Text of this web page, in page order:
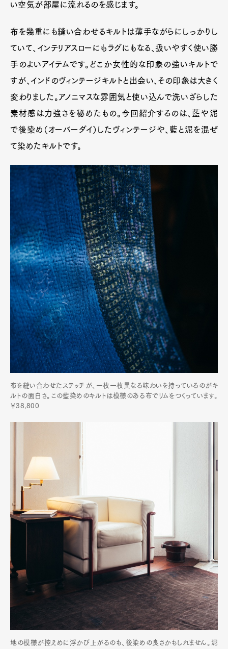
い空気が部屋に流れるのを感じます。
布を幾重にも縫い合わせるキルトは薄手ながらにしっかりし
ていて、インテリアスローにもラグにもなる、扱いやすく使い勝
手のよいアイテムです。どこか女性的な印象の強いキルトで
すが、インドのヴィンテージキルトと出会い、その印象は大きく
変わりました。アノニマスな雰囲気と使い込んで洗いざらした
素材感は力強さを秘めたもの。今回紹介するのは、藍や泥
で後染め（オーバーダイ）したヴィンテージや、藍と泥を混ぜ
て染めたキルトです。
布を縫い合わせたステッチが、一枚一枚異なる味わいを持っているのがキ
ルトの面白さ。この藍染めのキルトは模様のある布でリムをつくっています。
￥38,800
地の模様が控えめに浮かび上がるのも、後染めの良さかもしれません。泥